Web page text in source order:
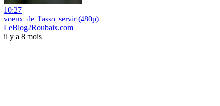
10:27
voeux_de_l'asso_servir (480p)
LeBlog2Roubaix.com
il y a 8 mois